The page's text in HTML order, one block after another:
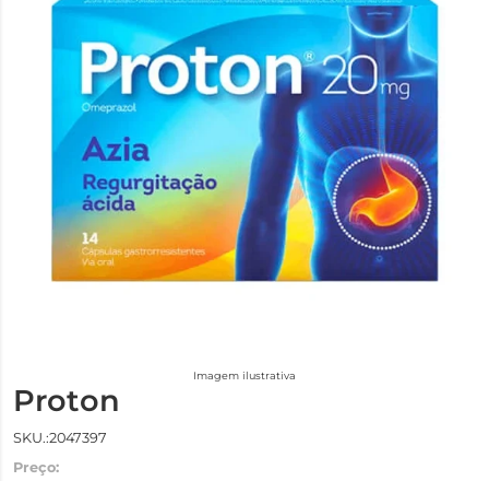
Imagem ilustrativa
Proton
SKU.:2047397
Preço: